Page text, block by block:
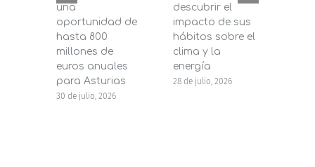
una
oportunidad de
hasta 800
millones de
euros anuales
para Asturias
30 de julio, 2026
descubrir el
impacto de sus
hábitos sobre el
clima y la
energía
28 de julio, 2026